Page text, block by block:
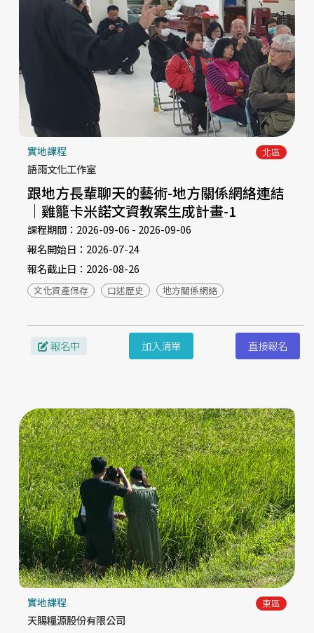
實地課程 北區
語雨文化工作室
跟地方長輩聊天的藝術-地方關係網絡連結
｜雞籠卡米諾文資教案生成計畫-1
課程期間： 2026-09-06 - 2026-09-06
報名開始日： 2026-07-24
報名截止日： 2026-08-26
文化資產保存 口述歷史 地方關係網絡
報名中 加入清單 直接報名
實地課程 東區
天賜糧源股份有限公司